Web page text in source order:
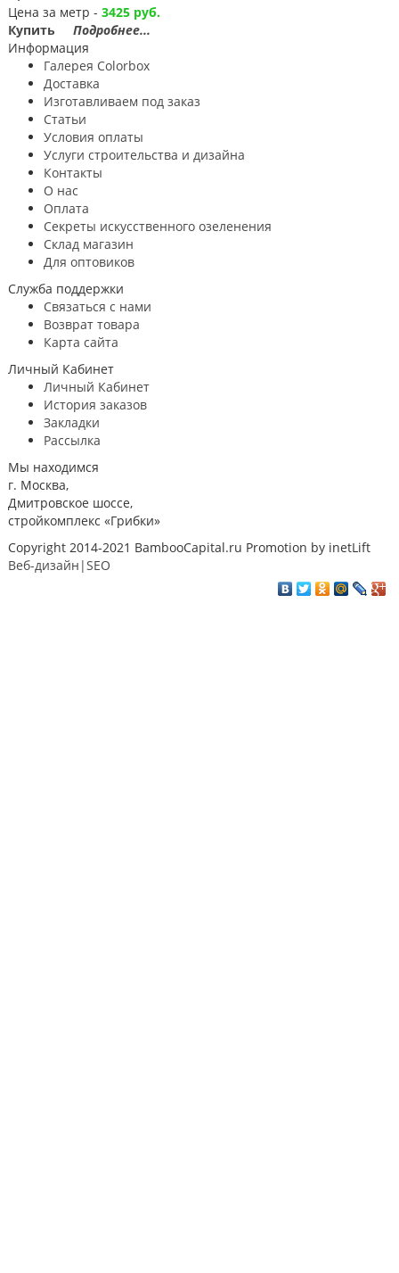
Цена за метр - 3425 руб.
Купить
Подробнее...
Информация
Галерея Colorbox
Доставка
Изготавливаем под заказ
Статьи
Условия оплаты
Услуги строительствa и дизайнa
Контакты
О нас
Оплата
Секреты искусственного озеленения
Склад магазин
Для оптовиков
Служба поддержки
Связаться с нами
Возврат товара
Карта сайта
Личный Кабинет
Личный Кабинет
История заказов
Закладки
Рассылка
Мы находимся
г. Москва,
Дмитровское шоссе,
стройкомплекс «Грибки»
Copyright 2014-2021 BambooCapital.ru Promotion by inetLift
Веб-дизайн|SEO